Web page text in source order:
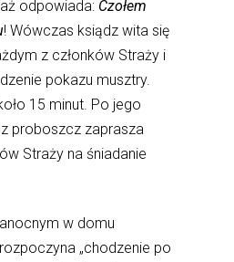
odpowiada: Czołem
! Wówczas ksiądz wita się
z członków Straży i
pokazu musztry.
15 minut. Po jego
proboszcz zaprasza
Straży na śniadanie
w domu
„chodzenie po